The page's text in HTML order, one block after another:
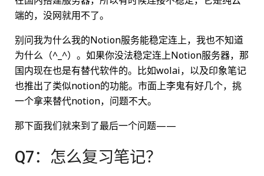
端的，没网就用不了。
别问我为什么我的Notion服务能稳定连上，我也不知道
为什么（^_^）。如果你没法稳定连上Notion服务器，那
国内现在也是有替代软件的。比如wolai，以及印象笔记
也推出了类似notion的功能。市面上李鬼有好几个，挑
一个拿来替代notion，问题不大。
那下面我们就来到了最后一个问题——
Q7：怎么复习笔记？